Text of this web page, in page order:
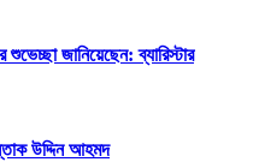
জানিয়েছেন: ব্যারিস্টার
উদ্দিন আহমদ